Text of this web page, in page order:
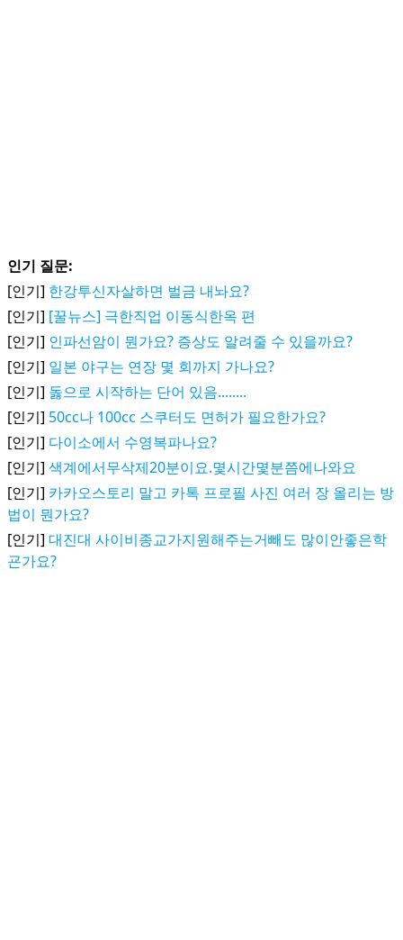
인기 질문:
[인기] 한강투신자살하면 벌금 내놔요?
[인기] [꿀뉴스] 극한직업 이동식한옥 편
[인기] 인파선암이 뭔가요? 증상도 알려줄 수 있을까요?
[인기] 일본 야구는 연장 몇 회까지 가나요?
[인기] 돓으로 시작하는 단어 있음........
[인기] 50cc나 100cc 스쿠터도 면허가 필요한가요?
[인기] 다이소에서 수영복파나요?
[인기] 색계에서무삭제20분이요.몇시간몇분쯤에나와요
[인기] 카카오스토리 말고 카톡 프로필 사진 여러 장 올리는 방
법이 뭔가요?
[인기] 대진대 사이비종교가지원해주는거빼도 많이안좋은학
굔가요?